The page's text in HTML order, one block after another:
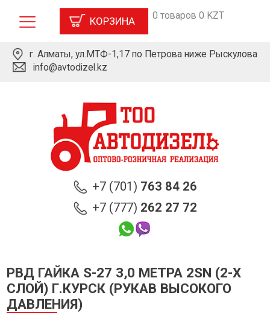
КОРЗИНА 0 товаров 0 KZT
г. Алматы, ул.МТФ-1,17 по Петрова ниже Рыскулова
info@avtodizel.kz
+7 (701) 763 84 26
+7 (777) 262 27 72
РВД ГАЙКА S-27 3,0 МЕТРА 2SN (2-Х
СЛОЙ) Г.КУРСК (РУКАВ ВЫСОКОГО
ДАВЛЕНИЯ)